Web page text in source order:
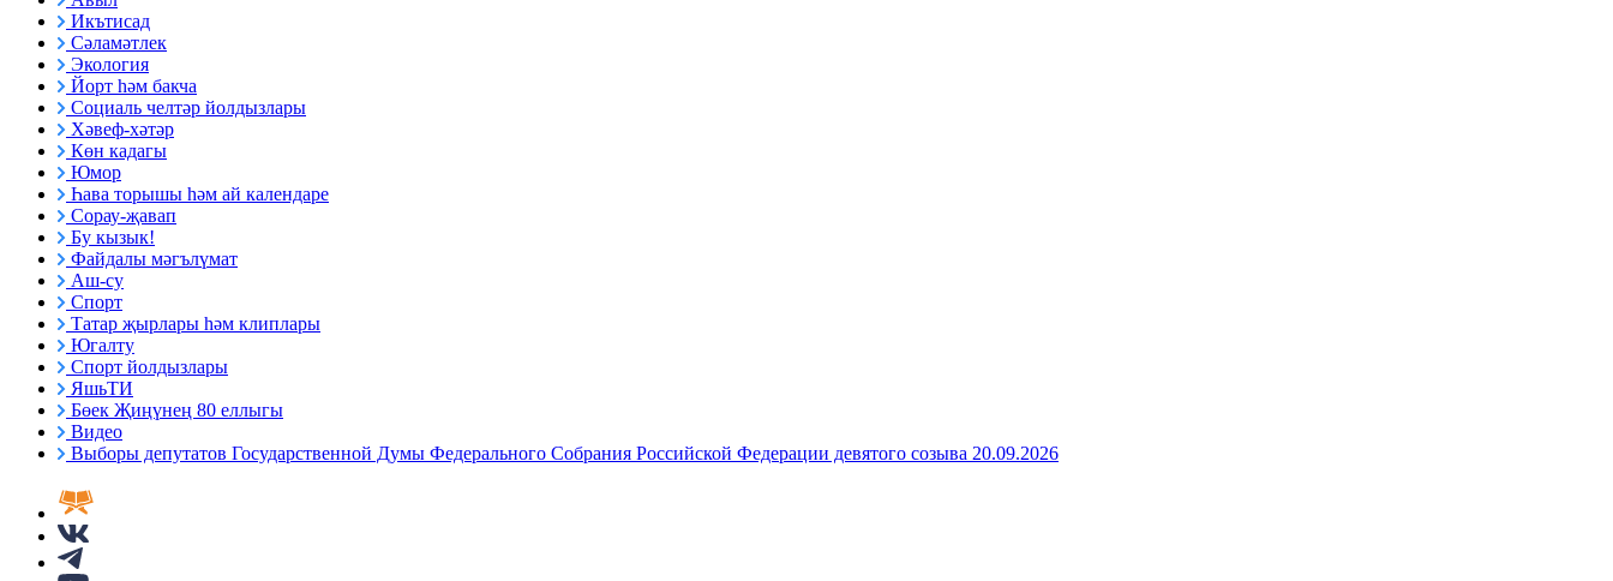
Икътисад
Сәламәтлек
Экология
Йорт һәм бакча
Социаль челтәр йолдызлары
Хәвеф-хәтәр
Көн кадагы
Юмор
Һава торышы һәм ай календаре
Сорау-җавап
Бу кызык!
Файдалы мәгълүмат
Аш-су
Спорт
Татар җырлары һәм клиплары
Югалту
Спорт йолдызлары
ЯшьТИ
Бөек Җиңүнең 80 еллыгы
Видео
Выборы депутатов Государственной Думы Федерального Собрания Российской Федерации девятого созыва 20.09.2026